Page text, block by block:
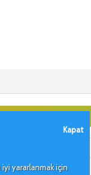
Kapat
yararlanmak için